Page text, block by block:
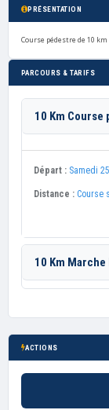
PRÉSENTATION
Course pédestre de 10
PARCOURS & TARIFS
10 Km Course
Départ : Samedi
Distance : Course
10 Km
ACTIONS